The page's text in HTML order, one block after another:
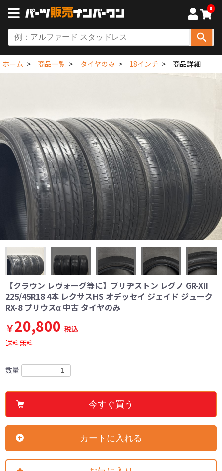
0
ホーム 商品一覧 タイヤのみ 18インチ 商品詳細
【クラウン レヴォーグ等に】ブリヂストン レグノ GR-XII
225/45R18 4本 レクサスHS オデッセイ ジェイド ジューク
RX-8 プリウスα 中古 タイヤのみ
￥20,800 税込
送料無料
数量
今すぐ買う
カートに入れる